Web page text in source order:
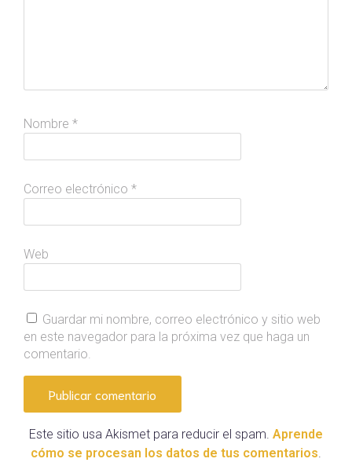
Nombre *
Correo electrónico *
Web
Guardar mi nombre, correo electrónico y sitio web
en este navegador para la próxima vez que haga un
comentario.
Este sitio usa Akismet para reducir el spam. Aprende
cómo se procesan los datos de tus comentarios